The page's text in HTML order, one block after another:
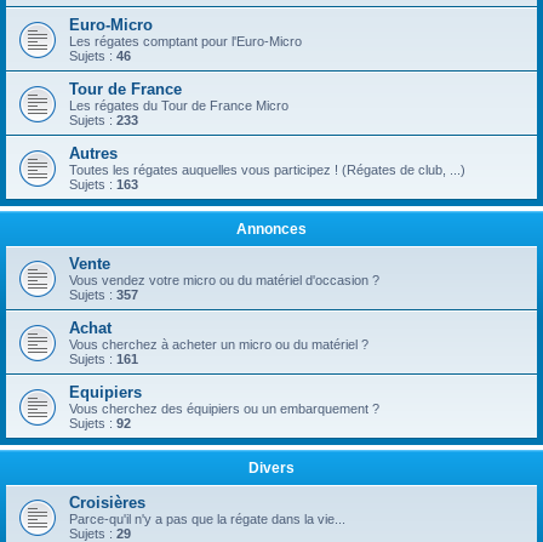
Euro-Micro
Les régates comptant pour l'Euro-Micro
Sujets : 46
Tour de France
Les régates du Tour de France Micro
Sujets : 233
Autres
Toutes les régates auquelles vous participez ! (Régates de club, ...)
Sujets : 163
Annonces
Vente
Vous vendez votre micro ou du matériel d'occasion ?
Sujets : 357
Achat
Vous cherchez à acheter un micro ou du matériel ?
Sujets : 161
Equipiers
Vous cherchez des équipiers ou un embarquement ?
Sujets : 92
Divers
Croisières
Parce-qu'il n'y a pas que la régate dans la vie...
Sujets : 29